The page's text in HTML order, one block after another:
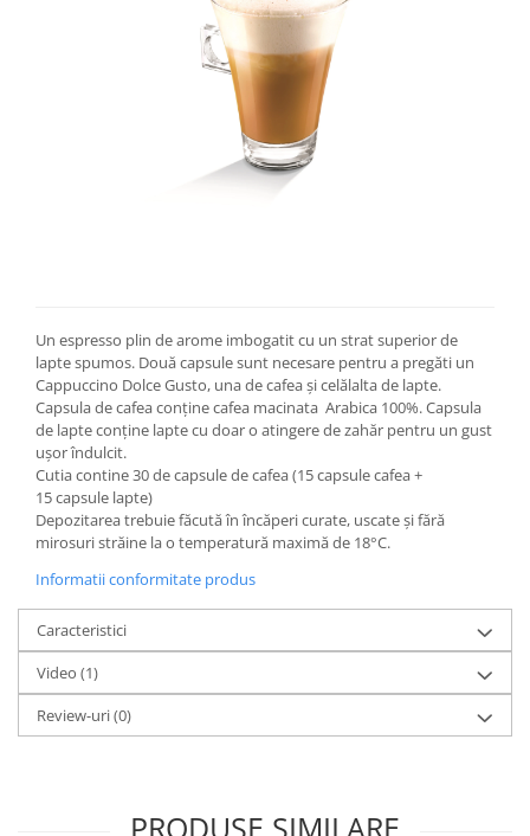
Un espresso plin de arome imbogatit cu un strat superior de
lapte spumos. Două capsule sunt necesare pentru a pregăti un
Cappuccino Dolce Gusto, una de cafea și celălalta de lapte.
Capsula de cafea conține cafea macinata Arabica 100%. Capsula
de lapte conține lapte cu doar o atingere de zahăr pentru un gust
ușor îndulcit.
Cutia contine 30 de capsule de cafea (15 capsule cafea +
15 capsule lapte)
Depozitarea trebuie făcută în încăperi curate, uscate și fără
mirosuri străine la o temperatură maximă de 18°C.
Informatii conformitate produs
Caracteristici
Video (1)
Review-uri(0)